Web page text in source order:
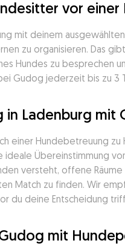
vor
mit deinem
zu organisieren. Das
Hundes zu besprechen
Gudog jederzeit bis zu
in Ladenburg mit
einer Hundebetreuung
ideale Übereinstimmung
versteht, offene
Match zu finden. Wir
du deine Entscheidung
mit